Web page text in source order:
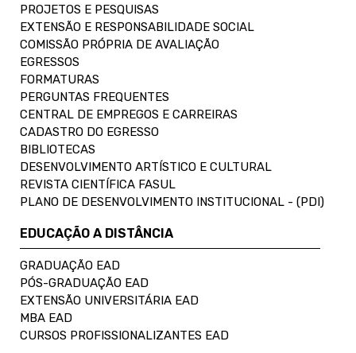
PROJETOS E PESQUISAS
EXTENSÃO E RESPONSABILIDADE SOCIAL
COMISSÃO PRÓPRIA DE AVALIAÇÃO
EGRESSOS
FORMATURAS
PERGUNTAS FREQUENTES
CENTRAL DE EMPREGOS E CARREIRAS
CADASTRO DO EGRESSO
BIBLIOTECAS
DESENVOLVIMENTO ARTÍSTICO E CULTURAL
REVISTA CIENTÍFICA FASUL
PLANO DE DESENVOLVIMENTO INSTITUCIONAL - (PDI)
EDUCAÇÃO A DISTÂNCIA
GRADUAÇÃO EAD
PÓS-GRADUAÇÃO EAD
EXTENSÃO UNIVERSITÁRIA EAD
MBA EAD
CURSOS PROFISSIONALIZANTES EAD